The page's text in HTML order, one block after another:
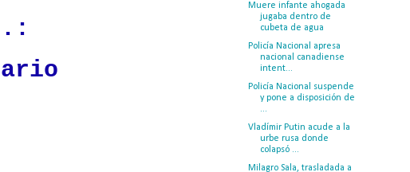
Muere infante ahogada
jugaba dentro de
cubeta de agua
Policía Nacional apresa
nacional canadiense
intent...
Policía Nacional suspende
y pone a disposición de
...
Vladímir Putin acude a la
urbe rusa donde
colapsó ...
Milagro Sala, trasladada a